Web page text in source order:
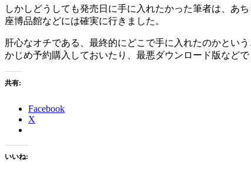
しかしどうしても発売日に手に入れたかった筆者は、あ
座博品館などには確実に行きました。
肝心なオチである、最終的にどこで手に入れたのかとい
かじめ予約購入しておいたり、最悪ダウンロード版など
共有:
Facebook
X
いいね: